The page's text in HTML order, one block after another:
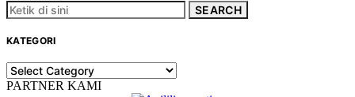
SEARCH
KATEGORI
KATEGORI
PARTNER KAMI